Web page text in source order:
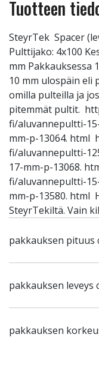
Tuotteen
SteyrTek Spacer
Pulttijako: 4x100
mm Pakkauksessa
10 mm ulospäin eli
omilla pulteilla ja
pitemmät pultit.
fi/aluvannepultti-
mm-p-13064. html
fi/aluvannepultti-
17-mm-p-13068.
fi/aluvannepultti-
mm-p-13580. html
SteyrTekiltä. Vain
pakkauksen pituus
pakkauksen leveys
pakkauksen